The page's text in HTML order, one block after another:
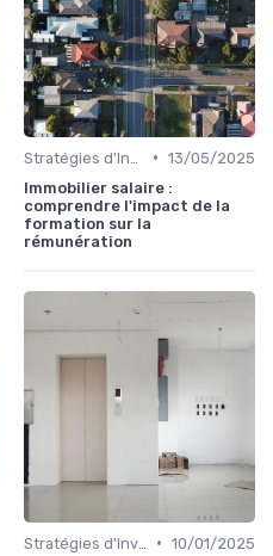
• 13/05/2025
Immobilier salaire :
comprendre l'impact de la
formation sur la
rémunération
• 10/01/2025